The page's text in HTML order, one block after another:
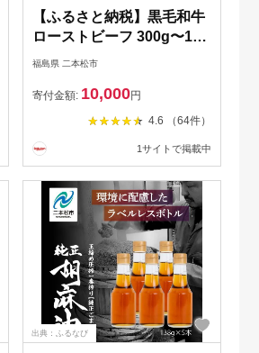
【ふるさと納税】黒毛和牛
ローストビーフ 300g〜1kg
ソース付 福島県二本松市産
国産牛 赤身 小分け グリル
低温調理 エム牧場 人気 お
税 ふくしま 二本松市 送料
福島県 二本松市
寄付金額: 10,000円
4.6 （64件）
1サイトで掲載中
出典：ふるなび